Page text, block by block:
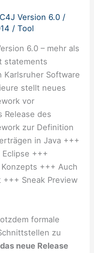
C4J Version 6.0 /
/Tool
6.0 – mehr als
statements
Karlsruher Software
stellt neues
vor
Release des
zur Definition
in Java +++
+++
+++ Auch
Sneak Preview
formale
zu
das neue Release